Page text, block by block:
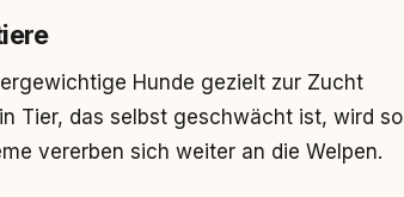
Hunde gezielt zur Zucht
Tier, das selbst geschwächt ist, wird so
vererben sich weiter an die Welpen.